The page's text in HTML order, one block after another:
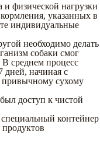
и физической нагрузки
указанных в
индивидуальные
необходимо делать
собаки смог
В среднем процесс
дней, начиная с
привычному сухому
доступ к чистой
контейнер